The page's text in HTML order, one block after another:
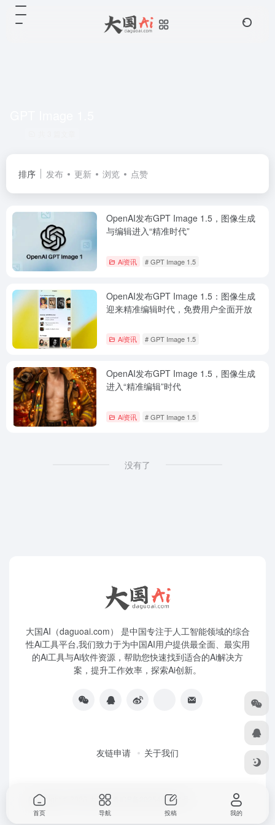
排序 发布 更新 浏览 点赞
OpenAI发布GPT Image 1.5，图像生成
与编辑进入“精准时代”
Ai资讯 # GPT Image 1.5
OpenAI发布GPT Image 1.5：图像生成
迎来精准编辑时代，免费用户全面开放
Ai资讯 # GPT Image 1.5
OpenAI发布GPT Image 1.5，图像生成
进入“精准编辑”时代
Ai资讯 # GPT Image 1.5
没有了
大国AI（daguoai.com） 是中国专注于人工智能领域的综合
性Ai工具平台,我们致力于为中国AI用户提供最全面、最实用
的Ai工具与Ai软件资源，帮助您快速找到适合的Ai解决方
案，提升工作效率，探索Ai创新。
友链申请 关于我们
Copyright © 2026 大国Ai 粤ICP备2025445271号
首页 导航 投稿 我的